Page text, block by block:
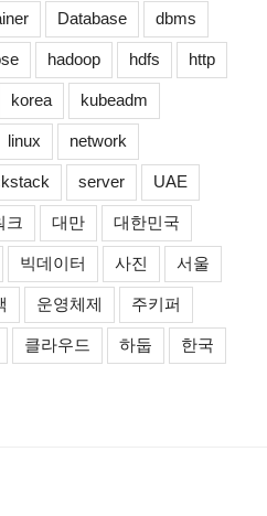
Database dbms
hadoop hdfs http
korea kubeadm
linux network
server UAE
크 대만 대한민국
빅데이터 사진 서울
운영체제 주키퍼
클라우드 하둡 한국